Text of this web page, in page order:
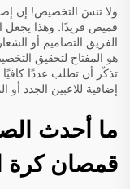
ولا تنسَ التخصيص! إن
قميص فريدًا. وهذا يجعل
الفريق التصاميم أو
هو المفتاح لتحقيق
تذكّر أن تطلب عددًا
إضافية للاعبين الجدد
ما أحدث
قمصان كرة